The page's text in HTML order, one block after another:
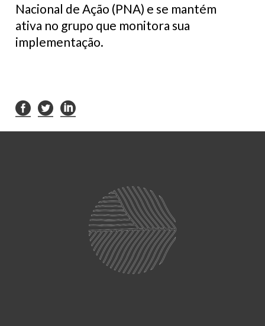
Nacional de Ação (PNA) e se mantém
ativa no grupo que monitora sua
implementação.